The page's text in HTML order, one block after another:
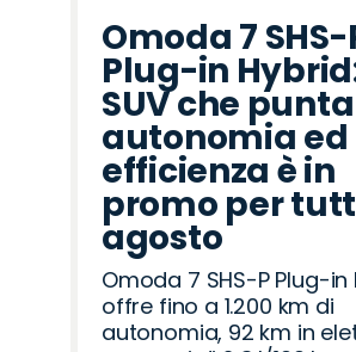
Omoda 7 SHS-
Plug-in
SUV che
autonomia ed
efficienza è in
promo per
agosto
Omoda 7 SHS-P Plug-in
offre fino a 1.200 km di
autonomia, 92 km in